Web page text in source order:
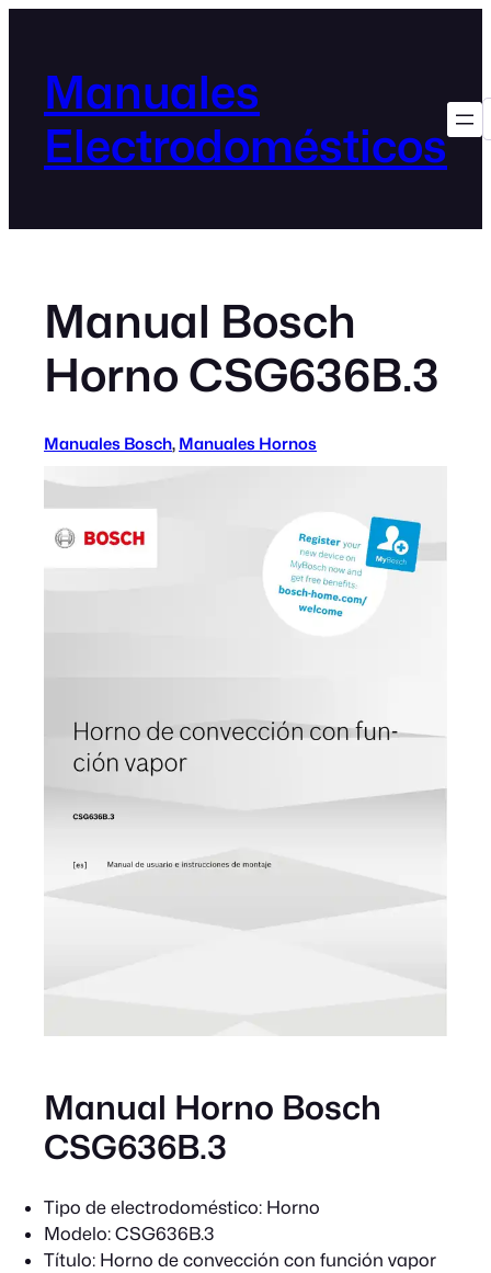
Manuales
Electrodomésticos
Manual Bosch
Horno CSG636B.3
Manuales Bosch, Manuales Hornos
Manual Horno Bosch
CSG636B.3
Tipo de electrodoméstico: Horno
Modelo: CSG636B.3
Título: Horno de convección con función vapor